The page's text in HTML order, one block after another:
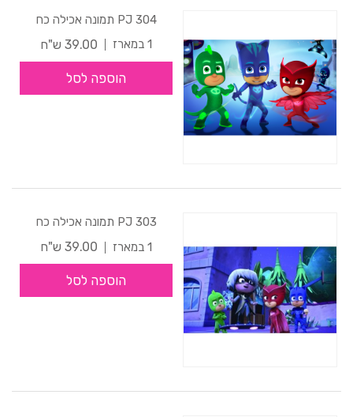
304 PJ תמונה אכילה כח
1 במארז
39.00 ש"ח
הוספה לסל
303 PJ תמונה אכילה כח
1 במארז
39.00 ש"ח
הוספה לסל